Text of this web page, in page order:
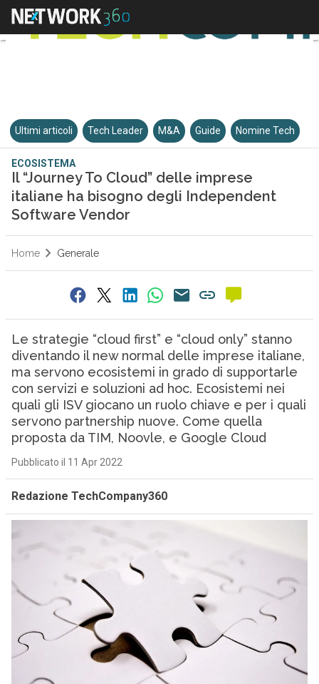
Ultimi articoli Tech Leader M&A Guide Nomine Tech
ECOSISTEMA
Il “Journey To Cloud” delle imprese
italiane ha bisogno degli Independent
Software Vendor
Home Generale
Le strategie “cloud first” e “cloud only” stanno
diventando il new normal delle imprese italiane,
ma servono ecosistemi in grado di supportarle
con servizi e soluzioni ad hoc. Ecosistemi nei
quali gli ISV giocano un ruolo chiave e per i quali
servono partnership nuove. Come quella
proposta da TIM, Noovle, e Google Cloud
Pubblicato il 11 Apr 2022
Redazione TechCompany360